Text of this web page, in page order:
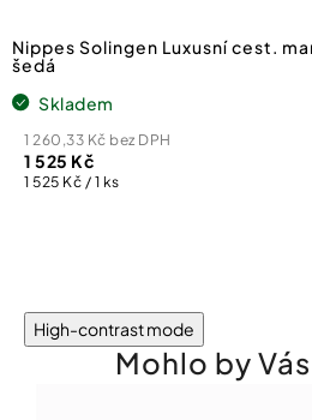
Nippes Solingen Luxusní cest.
šedá
Skladem
1 260,33 Kč bez DPH
1 525 Kč
Měrná
1 525 Kč / 1 ks
High-contrast mode
Mohlo by